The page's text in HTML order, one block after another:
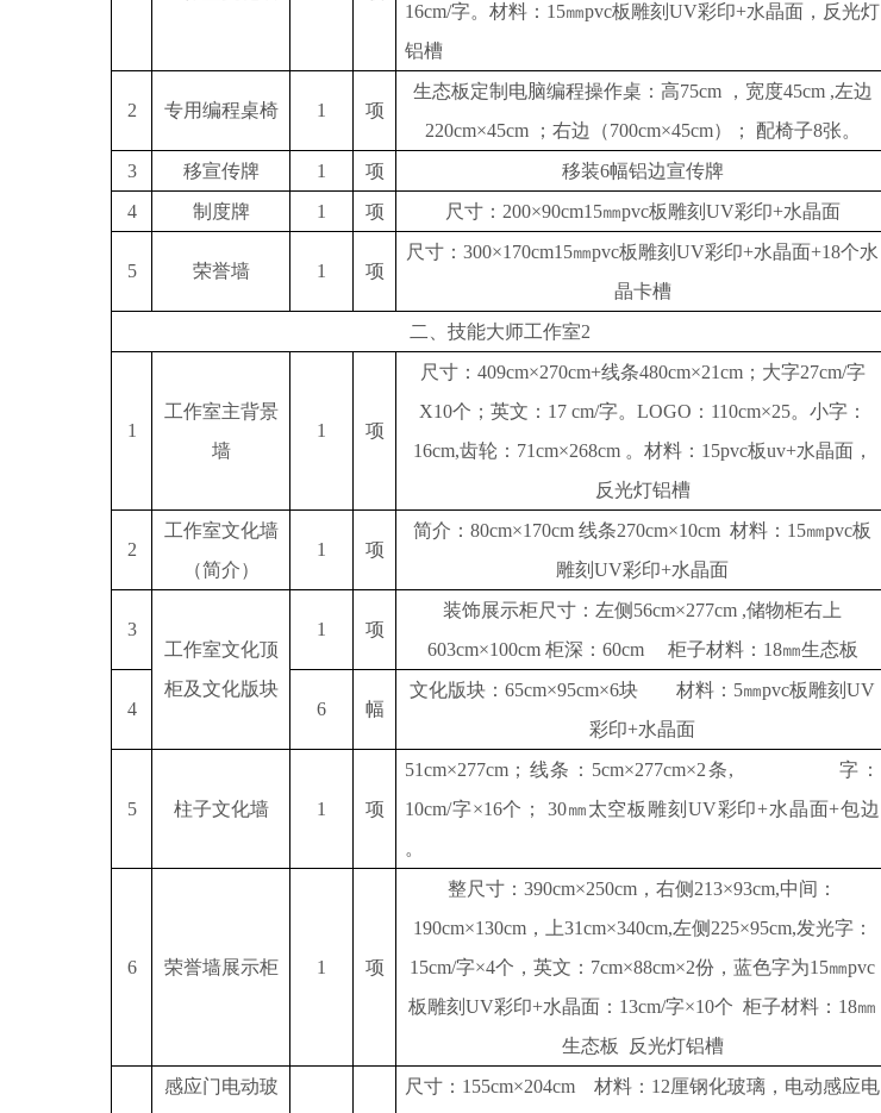
16cm/字。材料：15㎜pvc板雕刻UV彩印+水晶面，反光灯
铝槽
2 专用编程桌椅 1 项
生态板定制电脑编程操作桌：高75cm ，宽度45cm ,左边
220cm×45cm ；右边（700cm×45cm）； 配椅子8张。
3
移宣传牌 1 项 移装6幅铝边宣传牌
4
制度牌 1 项 尺寸： 200×90cm15㎜pvc板雕刻UV彩印+水晶面
5 荣誉墙 1 项
尺寸： 300×170cm15㎜pvc板雕刻UV彩印+水晶面+18个水
晶卡槽
二、技能大师工作室2
1
工作室主背景
墙
1 项
尺寸： 409cm×270cm+线条480cm×21cm；大字27cm/字
X10个；英文：17 cm/字。LOGO：110cm×25。小字：
16cm,齿轮：71cm×268cm 。材料：15pvc板uv+水晶面，
反光灯铝槽
2
工作室文化墙
（简介）
1 项
简介： 80cm×170cm 线条270cm×10cm 材料：15㎜pvc板
雕刻UV彩印+水晶面
3
工作室文化顶
柜及文化版块
1 项
装饰展示柜尺寸：左侧 56cm×277cm ,储物柜右上
603cm×100cm 柜深：60cm 柜子材料：18㎜生态板
4 6 幅
文化版块： 65cm×95cm×6块 材料：5㎜pvc板雕刻UV
彩印+水晶面
5 柱子文化墙 1 项
51cm×277cm；线条：5cm×277cm×2条, 字：
10cm/字×16个； 30㎜太空板雕刻UV彩印+水晶面+包边
。
6 荣誉墙展示柜 1 项
整尺寸： 390cm×250cm，右侧213×93cm,中间：
190cm×130cm，上31cm×340cm,左侧225×95cm,发光字：
15cm/字×4个，英文：7cm×88cm×2份，蓝色字为15㎜pvc
板雕刻UV彩印+水晶面：13cm/字×10个 柜子材料：18㎜
生态板 反光灯铝槽
感应门电动玻
尺寸： 155cm×204cm 材料：12厘钢化玻璃，电动感应电